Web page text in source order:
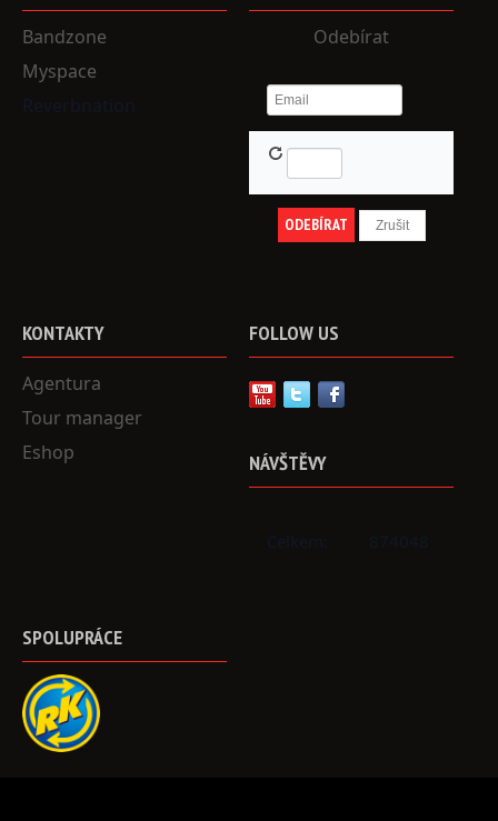
Bandzone
Myspace
Reverbnation
Odebírat
KONTAKTY
Agentura
Tour manager
Eshop
FOLLOW US
NÁVŠTĚVY
Celkem: 874048
SPOLUPRÁCE